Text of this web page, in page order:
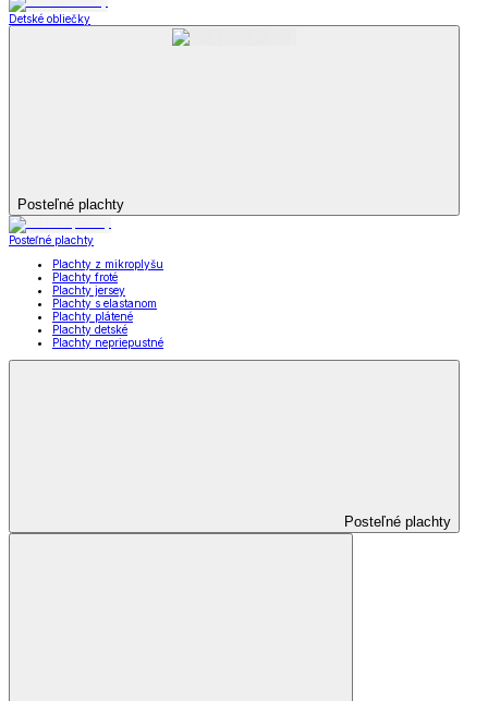
Detské obliečky
Posteľné plachty
Posteľné plachty
Plachty z mikroplyšu
Plachty froté
Plachty jersey
Plachty s elastanom
Plachty plátené
Plachty detské
Plachty nepriepustné
Posteľné plachty